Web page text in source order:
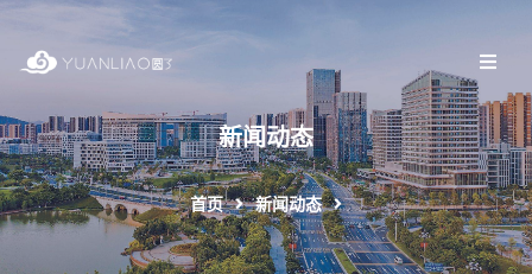
新闻动态
首页 新闻动态